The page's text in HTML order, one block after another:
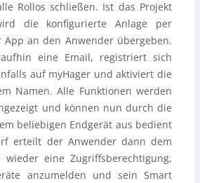
Rollos schließen. Ist das Projekt
die konfigurierte Anlage per
an den Anwender übergeben.
eine Email, registriert sich
auf myHager und aktiviert die
Namen. Alle Funktionen werden
und können nun durch die
beliebigen Endgerät aus bedient
erteilt der Anwender dann dem
wieder eine Zugriffsberechtigung,
anzumelden und sein Smart